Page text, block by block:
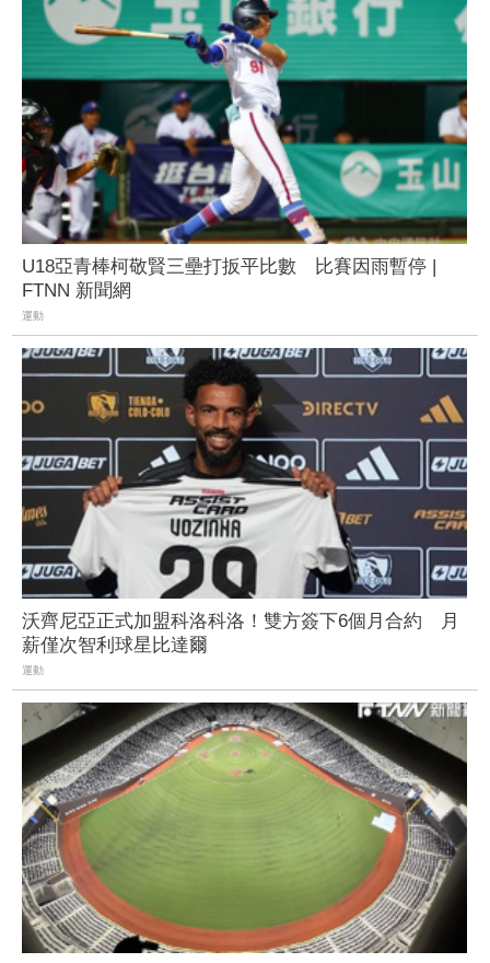
U18亞青棒柯敬賢三壘打扳平比數 比賽因雨暫停 |
FTNN 新聞網
運動
沃齊尼亞正式加盟科洛科洛！雙方簽下6個月合約 月
薪僅次智利球星比達爾
運動